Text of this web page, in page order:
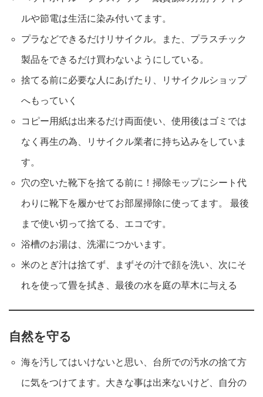
ルや節電は生活に染み付いてます。
プラなどできるだけリサイクル。また、プラスチック
製品をできるだけ買わないようにしている。
捨てる前に必要な人にあげたり、リサイクルショップ
へもっていく
コピー用紙は出来るだけ両面使い、使用後はゴミでは
なく再生の為、リサイクル業者に持ち込みをしていま
す。
穴の空いた靴下を捨てる前に！掃除モップにシート代
わりに靴下を履かせてお部屋掃除に使ってます。 最後
まで使い切って捨てる、エコです。
浴槽のお湯は、洗濯につかいます。
米のとぎ汁は捨てず、まずその汁で顔を洗い、次にそ
れを使って畳を拭き、最後の水を庭の草木に与える
自然を守る
海を汚してはいけないと思い、台所での汚水の捨て方
に気をつけてます。大きな事は出来ないけど、自分の